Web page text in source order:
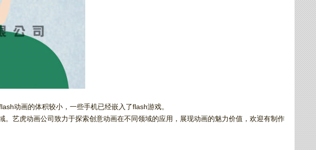
动画的体积较小，一些手机已经嵌入了flash游戏。
艺虎动画公司致力于探索创意动画在不同领域的应用，展现动画的魅力价值，欢迎有制作